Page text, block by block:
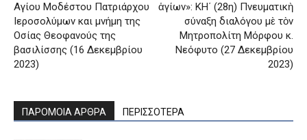
Αγίου Μοδέστου Πατριάρχου
Ιεροσολύμων και μνήμη της
Οσίας Θεοφανούς της
βασιλίσσης (16 Δεκεμβρίου
2023)
ἁγίων»: ΚΗ΄ (28η) Πνευματικὴ
σύναξη διαλόγου μὲ τὸν
Μητροπολίτη Μόρφου κ.
Νεόφυτo (27 Δεκεμβρίου
2023)
ΠΑΡΟΜΟΙΑ ΑΡΘΡΑ ΠΕΡΙΣΣΟΤΕΡΑ